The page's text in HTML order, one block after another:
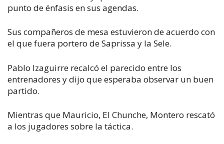
punto de énfasis en sus agendas.
Sus compañeros de mesa estuvieron de acuerdo con
el que fuera portero de Saprissa y la Sele.
Pablo Izaguirre recalcó el parecido entre los
entrenadores y dijo que esperaba observar un buen
partido.
Mientras que Mauricio, El Chunche, Montero rescató
a los jugadores sobre la táctica.